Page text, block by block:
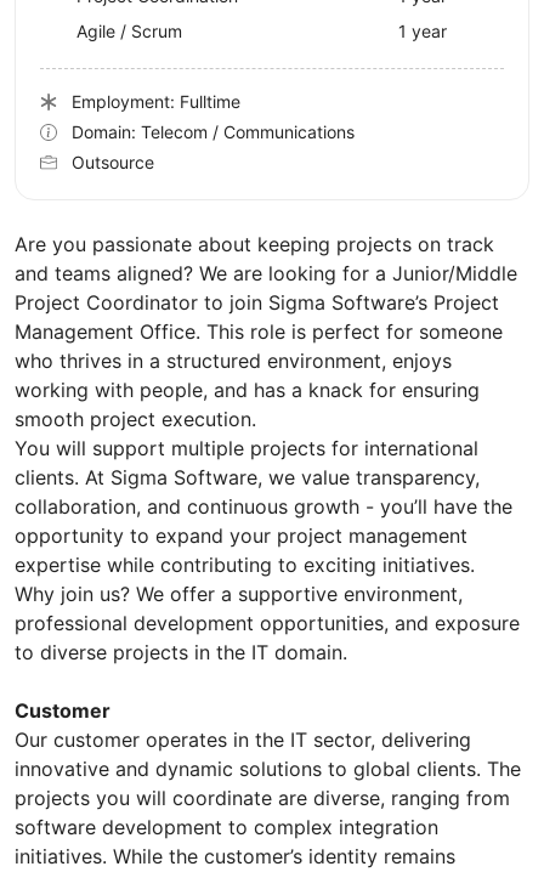
Are you passionate about keeping projects on track
and teams aligned? We are looking for a Junior/Middle
Project Coordinator to join Sigma Software’s Project
Management Office. This role is perfect for someone
who thrives in a structured environment, enjoys
working with people, and has a knack for ensuring
smooth project execution.
You will support multiple projects for international
clients. At Sigma Software, we value transparency,
collaboration, and continuous growth - you’ll have the
opportunity to expand your project management
expertise while contributing to exciting initiatives.
Why join us? We offer a supportive environment,
professional development opportunities, and exposure
to diverse projects in the IT domain.
Customer
Our customer operates in the IT sector, delivering
innovative and dynamic solutions to global clients. The
projects you will coordinate are diverse, ranging from
software development to complex integration
initiatives. While the customer’s identity remains
Agile / Scrum
1 year
Employment: Fulltime
Domain: Telecom / Communications
Outsource